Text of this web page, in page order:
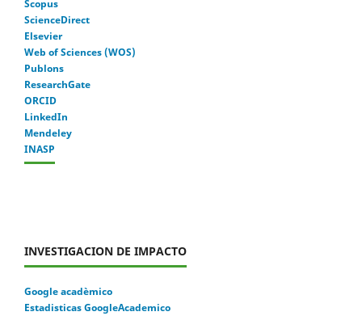
Scopus
ScienceDirect
Elsevier
Web of Sciences (WOS)
Publons
ResearchGate
ORCID
LinkedIn
Mendeley
INASP
INVESTIGACION DE IMPACTO
Google acadèmico
Estadisticas GoogleAcademico